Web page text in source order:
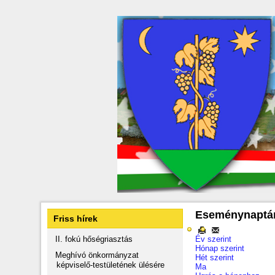
Friss hírek
II. fokú hőségriasztás
Meghívó önkormányzat
képviselő-testületének ülésére
Év szerint
Hónap szerint
Hét szerint
Ma